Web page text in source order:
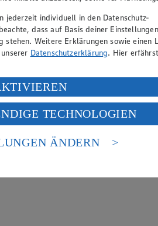
individuell in den Datenschutz-
dass auf Basis deiner
Weitere Erklärungen sowie einen
Datenschutzerklärung. Hier
in den USA durch Facebook und
du im Sinne des Art. 49 Abs. 1 Satz 1 lit.
werden. Der EuGH sieht die USA als
angemessenen Datenschutzniveau an. Es
Behörden.
TECHNOLOGIEN
ÄNDERN